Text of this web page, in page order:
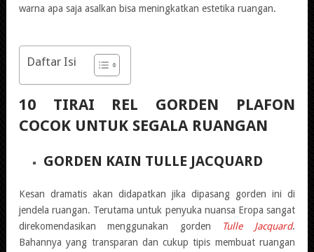
warna apa saja asalkan bisa meningkatkan estetika ruangan.
Daftar Isi
10 TIRAI REL GORDEN PLAFON
COCOK UNTUK SEGALA RUANGAN
GORDEN KAIN TULLE JACQUARD
Kesan dramatis akan didapatkan jika dipasang gorden ini di
jendela ruangan. Terutama untuk penyuka nuansa Eropa sangat
direkomendasikan menggunakan gorden Tulle Jacquard.
Bahannya yang transparan dan cukup tipis membuat ruangan